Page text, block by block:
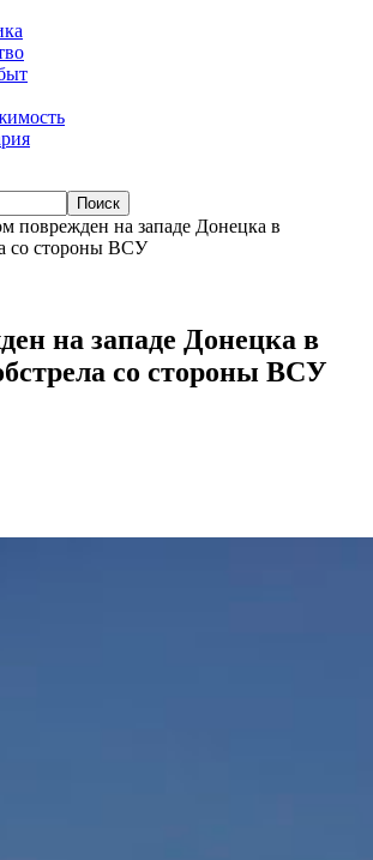
поврежден на западе Донецка в
со стороны ВСУ
на западе Донецка в
со стороны ВСУ